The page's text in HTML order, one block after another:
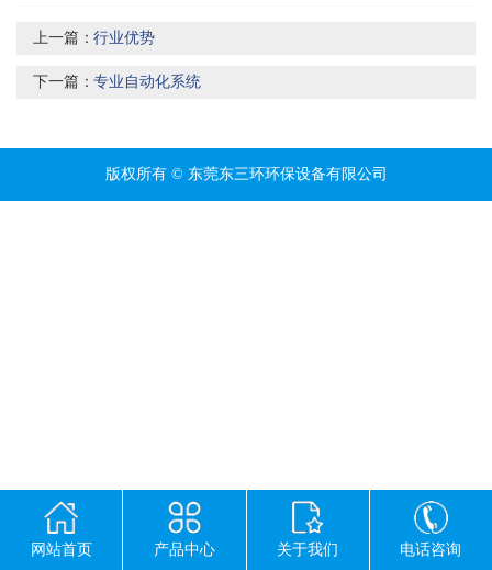
上一篇：行业优势
下一篇：专业自动化系统
版权所有 © 东莞东三环环保设备有限公司
网站首页 产品中心 关于我们 电话咨询